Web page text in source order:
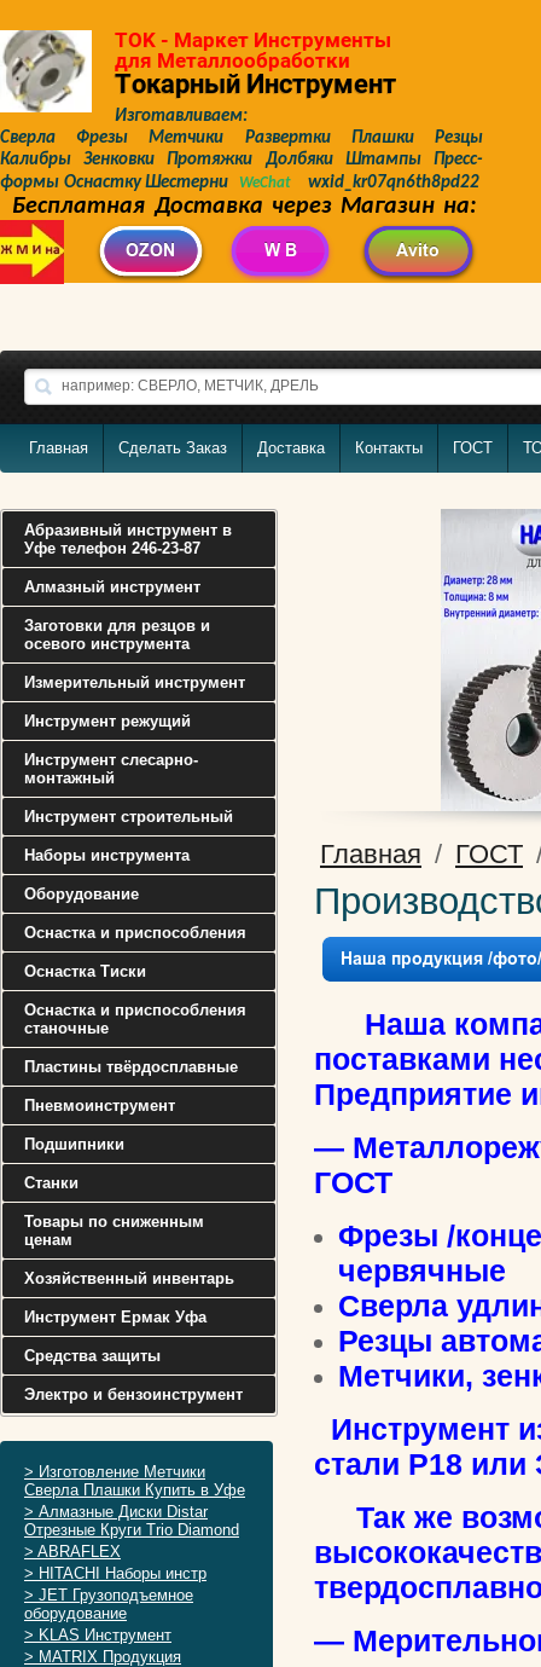
TOK - Маркет Инструменты
для Металлообработки
Токарный Инструмент
Изготавливаем:
Сверла Фрезы Метчики Развертки Плашки Резцы
Калибры Зенковки Протяжки Долбяки Штампы Пресс-
формы Оснастку Шестерни
WeChat wxid_kr07qn6th8pd22
Бесплатная Доставка через Магазин на:
Главная Сделать Заказ Доставка Контакты ГОСТ
Абразивный инструмент в
Уфе телефон 246-23-87
Алмазный инструмент
Заготовки для резцов и
осевого инструмента
Измерительный инструмент
Инструмент режущий
Инструмент слесарно-
монтажный
Инструмент строительный
Наборы инструмента
Оборудование
Оснастка и приспособления
Оснастка Тиски
Оснастка и приспособления
станочные
Пластины твёрдосплавные
Пневмоинструмент
Подшипники
Станки
Товары по сниженным
ценам
Хозяйственный инвентарь
Инструмент Ермак Уфа
Средства защиты
Электро и бензоинструмент
> Изготовление Метчики
Сверла Плашки Купить в Уфе
> Алмазные Диски Distar
Отрезные Круги Trio Diamond
> ABRAFLEX
> HITACHI Наборы инстр
> JET Грузоподъемное
оборудование
> KLAS Инструмент
> MATRIX Продукция
Главная / ГОСТ
Наша
поставками
Предприятие
—
ГОСТ
Фрезы /
червячные
Сверла
Резцы
Метчики,
Инструмент
стали Р18 или
Так же
—